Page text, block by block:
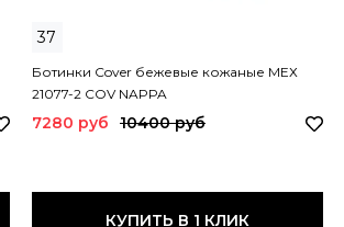
37
Ботинки Cover бежевые кожаные МЕХ
21077-2 COV NAPPA
7280 руб 10400 руб
КУПИТЬ В 1 КЛИК